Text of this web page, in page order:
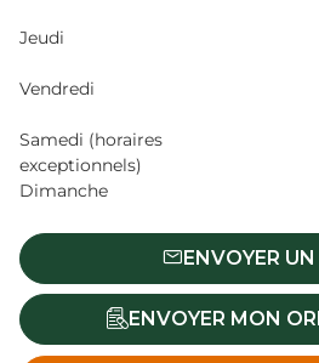
Jeudi
Vendredi
Samedi (horaires
exceptionnels)
Dimanche
ENVOYER
ENVOYER MON